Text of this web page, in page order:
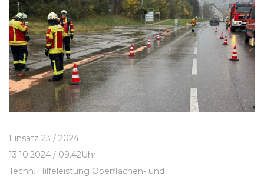
Einsatz 23 / 2024
13.10.2024 / 09.42Uhr
Techn. Hilfeleistung Oberflächen- und